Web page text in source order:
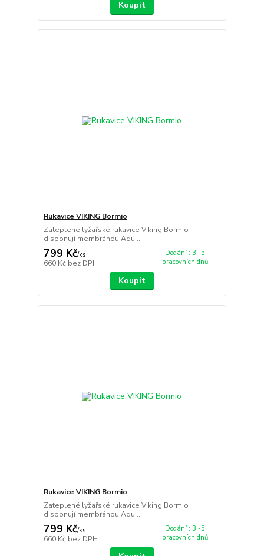
Koupit
Rukavice VIKING Bormio
Zateplené lyžařské rukavice Viking Bormio
disponují membránou Aqu...
799 Kč/ks
660 Kč bez DPH
Dodání : 3 -5
pracovních dnů
Koupit
Rukavice VIKING Bormio
Zateplené lyžařské rukavice Viking Bormio
disponují membránou Aqu...
799 Kč/ks
660 Kč bez DPH
Dodání : 3 -5
pracovních dnů